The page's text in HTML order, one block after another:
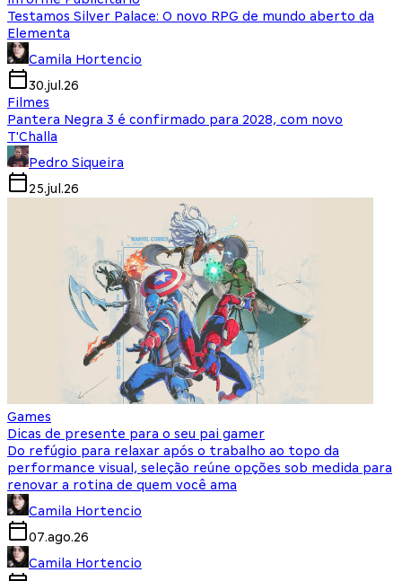
Testamos Silver Palace: O novo RPG de mundo aberto da
Elementa
Camila Hortencio
30.jul.26
Filmes
Pantera Negra 3 é confirmado para 2028, com novo
T'Challa
Pedro Siqueira
25.jul.26
Games
Dicas de presente para o seu pai gamer
Do refúgio para relaxar após o trabalho ao topo da
performance visual, seleção reúne opções sob medida para
renovar a rotina de quem você ama
Camila Hortencio
07.ago.26
Camila Hortencio